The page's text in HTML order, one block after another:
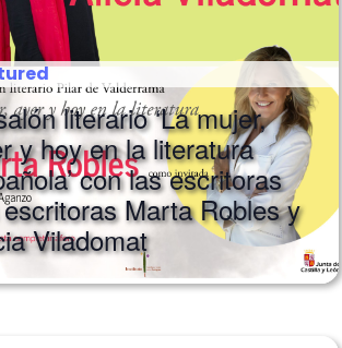
literario ‘La mujer,
y hoy en la literatura
con las escritoras
Marta Robles y
Viladomat